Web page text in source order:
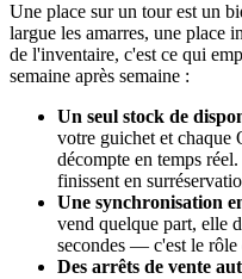
Une place sur un tour est un
largue les amarres, une place
de l'inventaire, c'est ce qui
semaine après semaine :
Un seul stock de
votre guichet et chaque
décompte en temps
finissent en
Une synchronisation
vend quelque part, elle
secondes — c'est le rôle
Des arrêts de vente